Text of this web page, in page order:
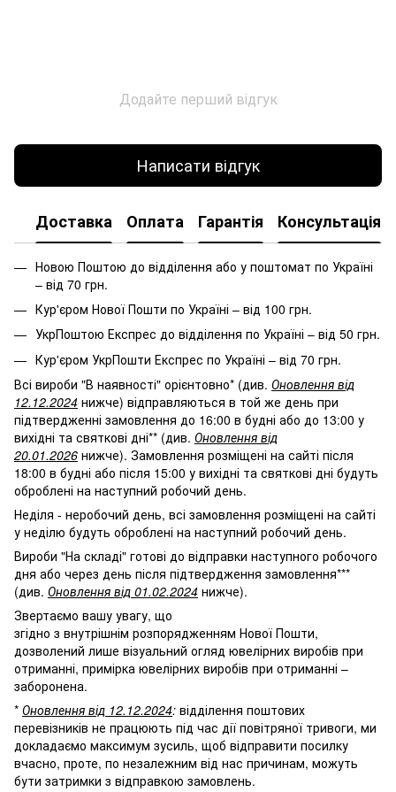
Додайте перший відгук
Написати відгук
Доставка Оплата Гарантія Консультація
Новою Поштою до відділення або у поштомат по Україні
– від 70 грн.
Кур'єром Нової Пошти по Україні – від 100 грн.
УкрПоштою Експрес до відділення по Україні – від 50 грн.
Кур'єром УкрПошти Експрес по Україні – від 70 грн.
Всі вироби "В наявності" орієнтовно* (див. Оновлення від
12.12.2024 нижче) відправляються в той же день при
підтвердженні замовлення до 16:00 в будні або до 13:00 у
вихідні та святкові дні** (див. Оновлення від
20.01.2026 нижче). Замовлення розміщені на сайті після
18:00 в будні або після 15:00 у вихідні та святкові дні будуть
оброблені на наступний робочий день.
Неділя - неробочий день, всі замовлення розміщені на сайті
у неділю будуть оброблені на наступний робочий день.
Вироби "На складі" готові до відправки наступного робочого
дня або через день після підтвердження замовлення***
(див. Оновлення від 01.02.2024 нижче).
Звертаємо вашу увагу, що
згідно з внутрішнім розпорядженням Нової Пошти,
дозволений лише візуальний огляд ювелірних виробів при
отриманні, примірка ювелірних виробів при отриманні –
заборонена.
* Оновлення від 12.12.2024: відділення поштових
перевізників не працюють під час дії повітряної тривоги, ми
докладаємо максимум зусиль, щоб відправити посилку
вчасно, проте, по незалежним від нас причинам, можуть
бути затримки з відправкою замовлень.